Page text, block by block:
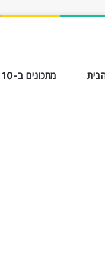
מתכונים ב-10 דקות